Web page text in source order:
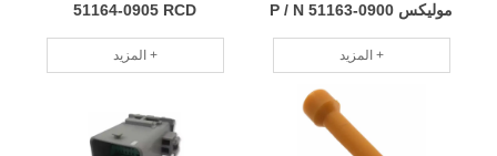
51164-0905 RCD
المزيد +
موليكس P / N 51163-0900
المزيد +